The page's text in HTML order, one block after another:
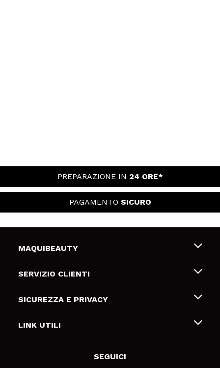
PREPARAZIONE IN 24 ORE*
PAGAMENTO SICURO
MAQUIBEAUTY
Chi siamo
Gift Cards
SERVIZIO CLIENTI
Spedizioni & Resi
Metodi di pagamamento
SICUREZZA E PRIVACY
Termini e condizioni
LINK UTILI
SEGUICI